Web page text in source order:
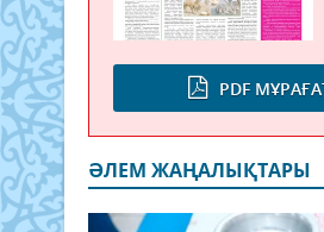
PDF
ӘЛЕМ ЖАҢАЛЫҚТАРЫ